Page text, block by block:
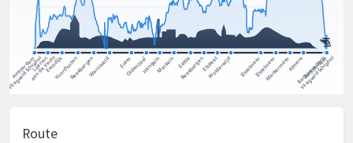
Route